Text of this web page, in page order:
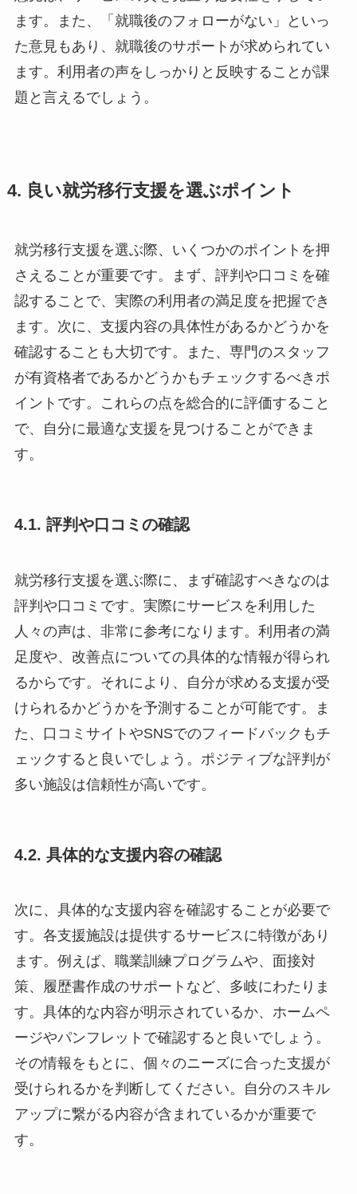
ます。また、「就職後のフォローがない」といっ
た意見もあり、就職後のサポートが求められてい
ます。利用者の声をしっかりと反映することが課
題と言えるでしょう。
4. 良い就労移行支援を選ぶポイント
就労移行支援を選ぶ際、いくつかのポイントを押
さえることが重要です。まず、評判や口コミを確
認することで、実際の利用者の満足度を把握でき
ます。次に、支援内容の具体性があるかどうかを
確認することも大切です。また、専門のスタッフ
が有資格者であるかどうかもチェックするべきポ
イントです。これらの点を総合的に評価すること
で、自分に最適な支援を見つけることができま
す。
4.1. 評判や口コミの確認
就労移行支援を選ぶ際に、まず確認すべきなのは
評判や口コミです。実際にサービスを利用した
人々の声は、非常に参考になります。利用者の満
足度や、改善点についての具体的な情報が得られ
るからです。それにより、自分が求める支援が受
けられるかどうかを予測することが可能です。ま
た、口コミサイトやSNSでのフィードバックもチ
ェックすると良いでしょう。ポジティブな評判が
多い施設は信頼性が高いです。
4.2. 具体的な支援内容の確認
次に、具体的な支援内容を確認することが必要で
す。各支援施設は提供するサービスに特徴があり
ます。例えば、職業訓練プログラムや、面接対
策、履歴書作成のサポートなど、多岐にわたりま
す。具体的な内容が明示されているか、ホームペ
ージやパンフレットで確認すると良いでしょう。
その情報をもとに、個々のニーズに合った支援が
受けられるかを判断してください。自分のスキル
アップに繋がる内容が含まれているかが重要で
す。